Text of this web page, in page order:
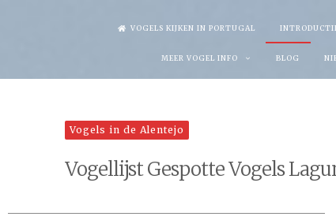
VOGELS KIJKEN IN PORTUGAL
MEER VOGEL INFO BLOG
Vogels in de Alentejo
Vogellijst Gespotte Vogels